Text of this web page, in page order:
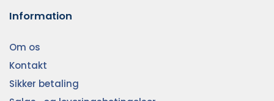
Information
Om os
Kontakt
Sikker betaling